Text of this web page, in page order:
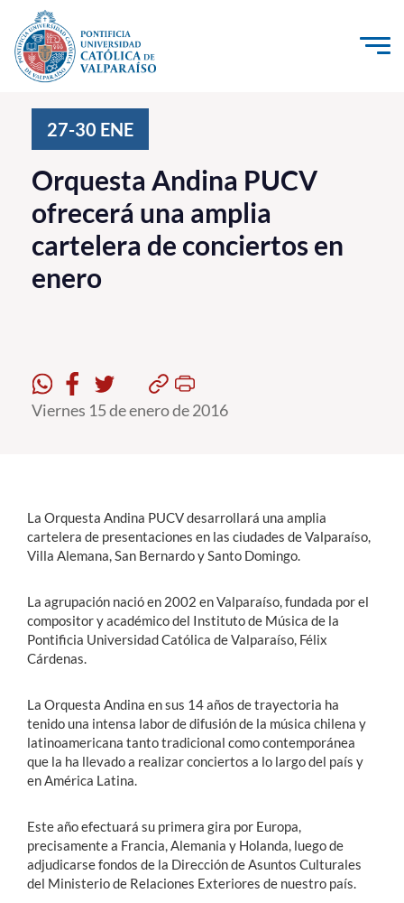
Click acá para ir directamente al contenido
Investigación, Creación e Innovación
PUCV Internacional
Vinculación con el Medio
Admisión
Formación Continua
Funcionarios
Alumni
English
27-30 ENE
Orquesta Andina PUCV
ofrecerá una amplia
cartelera de conciertos en
enero
Viernes 15 de enero de 2016
La Orquesta Andina PUCV desarrollará una amplia
cartelera de presentaciones en las ciudades de Valparaíso,
Villa Alemana, San Bernardo y Santo Domingo.
La agrupación nació en 2002 en Valparaíso, fundada por el
compositor y académico del Instituto de Música de la
Pontificia Universidad Católica de Valparaíso, Félix
Cárdenas.
La Orquesta Andina en sus 14 años de trayectoria ha
tenido una intensa labor de difusión de la música chilena y
latinoamericana tanto tradicional como contemporánea
que la ha llevado a realizar conciertos a lo largo del país y
en América Latina.
Este año efectuará su primera gira por Europa,
precisamente a Francia, Alemania y Holanda, luego de
adjudicarse fondos de la Dirección de Asuntos Culturales
del Ministerio de Relaciones Exteriores de nuestro país.